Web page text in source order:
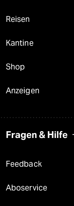
Reisen
Kantine
Shop
Anzeigen
Fragen & Hilfe
Feedback
Aboservice